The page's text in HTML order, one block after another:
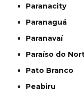
Paranacity
Paranaguá
Paranavaí
Paraíso do
Pato Branco
Peabiru